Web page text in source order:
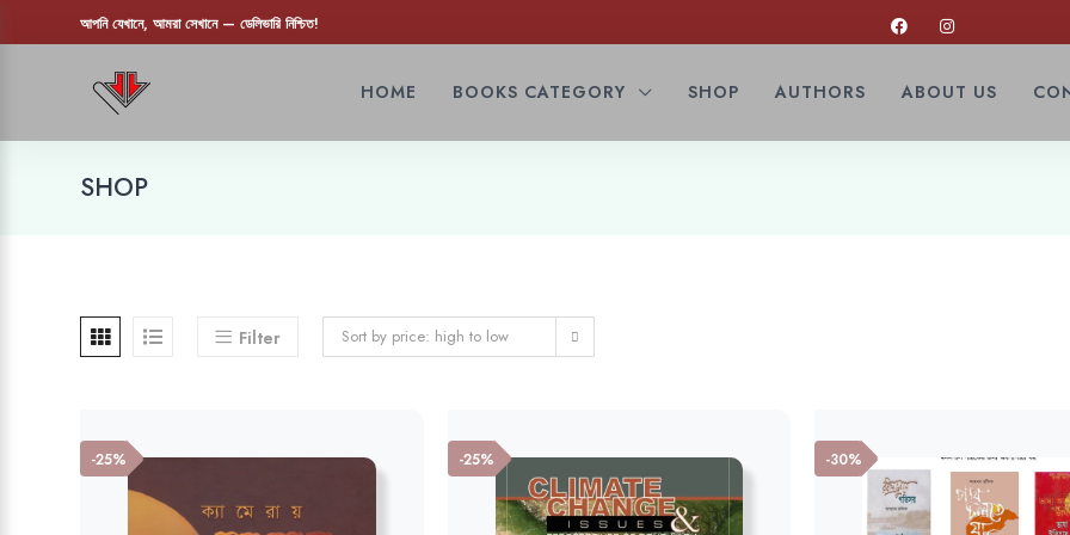
আপনি যেখানে, আমরা সেখানে — ডেলিভারি নিশ্চিত!
HOME BOOKS CATEGORY SHOP AUTHORS ABOUT US
SHOP
Filter Sort by price: high to low
-25% -25% -30%